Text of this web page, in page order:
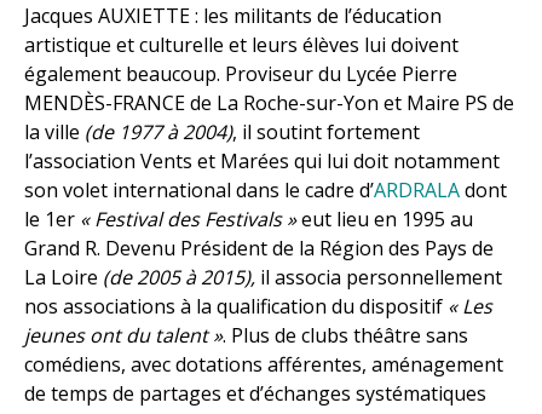
Jacques AUXIETTE : les militants de l’éducation
artistique et culturelle et leurs élèves lui doivent
également beaucoup. Proviseur du Lycée Pierre
MENDÈS-FRANCE de La Roche-sur-Yon et Maire PS de
la ville (de 1977 à 2004), il soutint fortement
l’association Vents et Marées qui lui doit notamment
son volet international dans le cadre d’ARDRALAdont
le 1er « Festival des Festivals »eut lieu en 1995 au
Grand R. Devenu Président de la Région des Pays de
La Loire (de 2005 à 2015), il associa personnellement
nos associations à la qualification du dispositif « Les
jeunes ont du talent ». Plus de clubs théâtre sans
comédiens, avec dotations afférentes, aménagement
de temps de partages et d’échanges systématiques